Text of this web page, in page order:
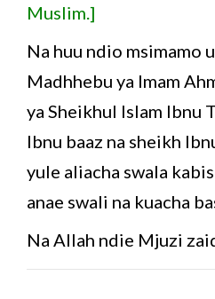
Muslim.]
Na huu ndio msimamo
Madhhebu ya Imam
ya Sheikhul Islam Ibnu
Ibnu baaz na sheikh
yule aliacha swala
anae swali na kuacha
Na Allah ndie Mjuzi